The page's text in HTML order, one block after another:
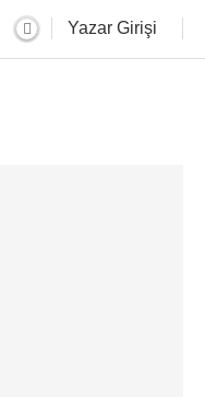
Yazar Girişi